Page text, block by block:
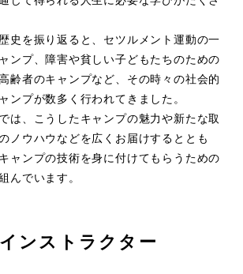
史を振り返ると、セツルメント運動の一
ンプ、障害や貧しい子どもたちのための
齢者のキャンプなど、その時々の社会的
ンプが数多く行われてきました。
は、こうしたキャンプの魅力や新たな取
ノウハウなどを広くお届けするととも
ャンプの技術を身に付けてもらうための
んでいます。
ンストラクター